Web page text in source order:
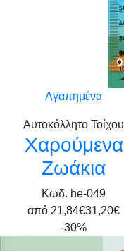
Αγαπημένα
Αυτοκόλλητο Τοίχου
Χαρούμενα
Ζωάκια
Κωδ. he-049
από 21,84€31,20€
-30%